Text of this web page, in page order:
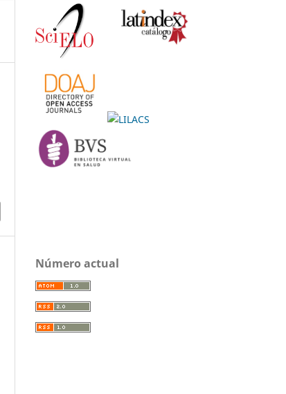
Número actual